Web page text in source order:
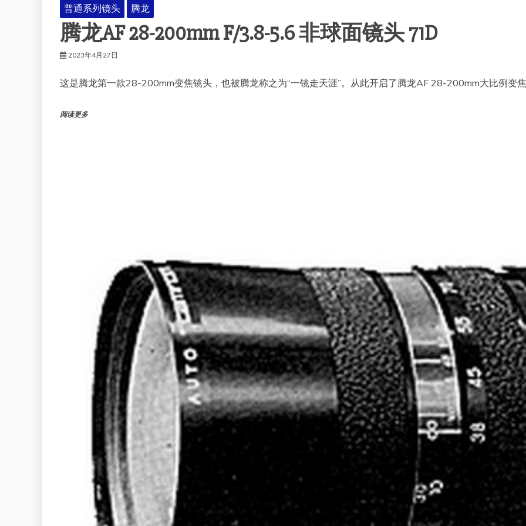
普通系列镜头 腾龙
腾龙AF 28-200mm F/3.8-5.6 非球面镜头 71D
2023年4月27日
这是腾龙第一款28-200mm变焦镜头，也被腾龙称之为“一镜走天涯”。从此开启了腾龙AF 28-200mm大比例变焦
阅读更多